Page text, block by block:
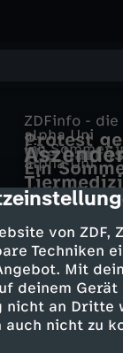
von ZDF,
Techniken
Mit
deinem
nicht an
nicht zu
ZDFinfo - die
Protest
die
alpha Uni
Wie hart
wirklich?
Ein Sommer
Ein
alpha Uni
Traum und
alpha Uni
Franziska
reporter
Lucke an
DGS -
Gründer
reporter